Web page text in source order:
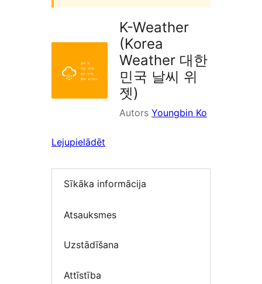
K-Weather
(Korea
Weather 대한
민국 날씨 위
젯)
Autors Youngbin Ko
Lejupielādēt
Sīkāka informācija
Atsauksmes
Uzstādīšana
Attīstība